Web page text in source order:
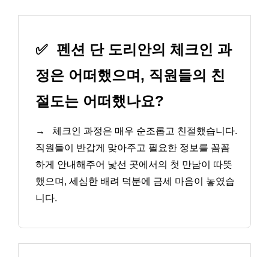
✅ 펜션 단 도리안의 체크인 과
정은 어떠했으며, 직원들의 친
절도는 어떠했나요?
→
체크인 과정은 매우 순조롭고 친절했습니다.
직원들이 반갑게 맞아주고 필요한 정보를 꼼꼼
하게 안내해주어 낯선 곳에서의 첫 만남이 따뜻
했으며, 세심한 배려 덕분에 금세 마음이 놓였습
니다.